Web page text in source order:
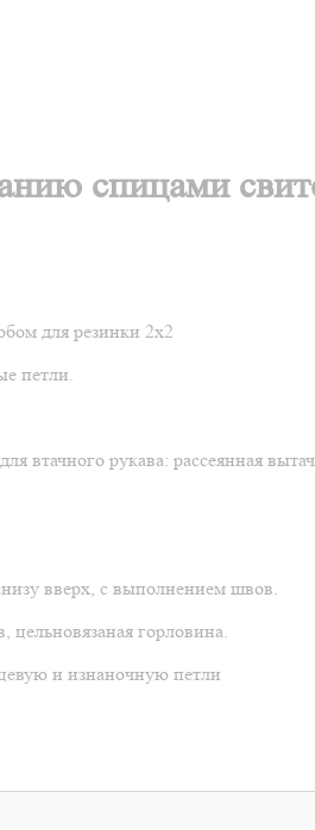
спицами
для резинки 2х2
петли.
втачного рукава: рассеянная
вверх, с выполнением швов.
цельновязаная горловина.
и изнаночную петли